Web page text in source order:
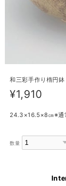
和三彩手作り楕円
¥1,910
24.3×16.5×8㎝※通
数量